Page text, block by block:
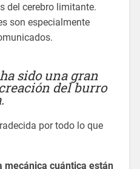
del cerebro limitante.
son especialmente
sido una gran
del burro
por todo lo que
mecánica cuántica están